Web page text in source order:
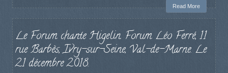
Read More
Le Forum chante Higelin. Forum Léo Ferré, 11
rue Barbès, Ivry-sur-Seine, Val-de-Marne. Le
21 décembre 2018.